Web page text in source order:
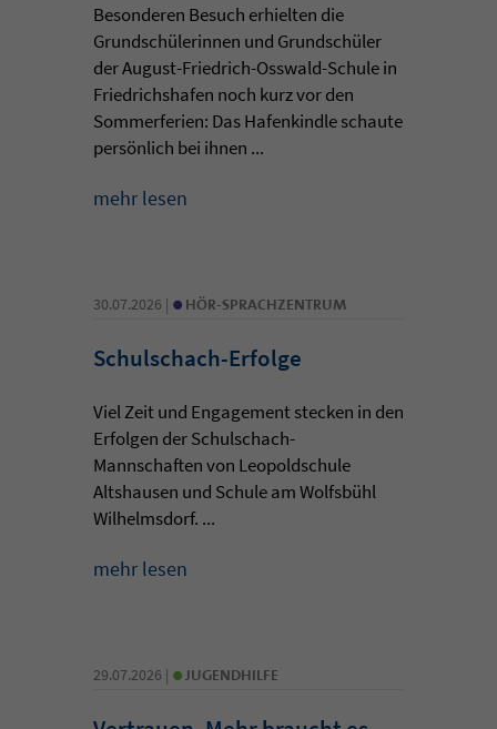
Besonderen Besuch erhielten die
Grundschülerinnen und Grundschüler
der August-Friedrich-Osswald-Schule in
Friedrichshafen noch kurz vor den
Sommerferien: Das Hafenkindle schaute
persönlich bei ihnen ...
mehr lesen
30.07.2026 | • HÖR-SPRACHZENTRUM
Schulschach-Erfolge
Viel Zeit und Engagement stecken in den
Erfolgen der Schulschach-
Mannschaften von Leopoldschule
Altshausen und Schule am Wolfsbühl
Wilhelmsdorf. ...
mehr lesen
29.07.2026 | • JUGENDHILFE